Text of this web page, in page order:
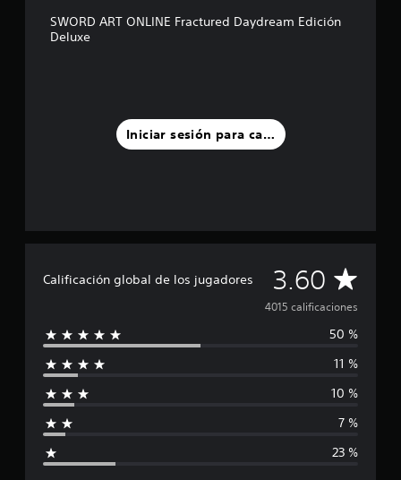
SWORD ART ONLINE Fractured Daydream Edición
Deluxe
Iniciar sesión para calificar
Calificación global de los jugadores 3.60 C
a
l
4015 calificaciones
50 %
11 %
10 %
7 %
23 %